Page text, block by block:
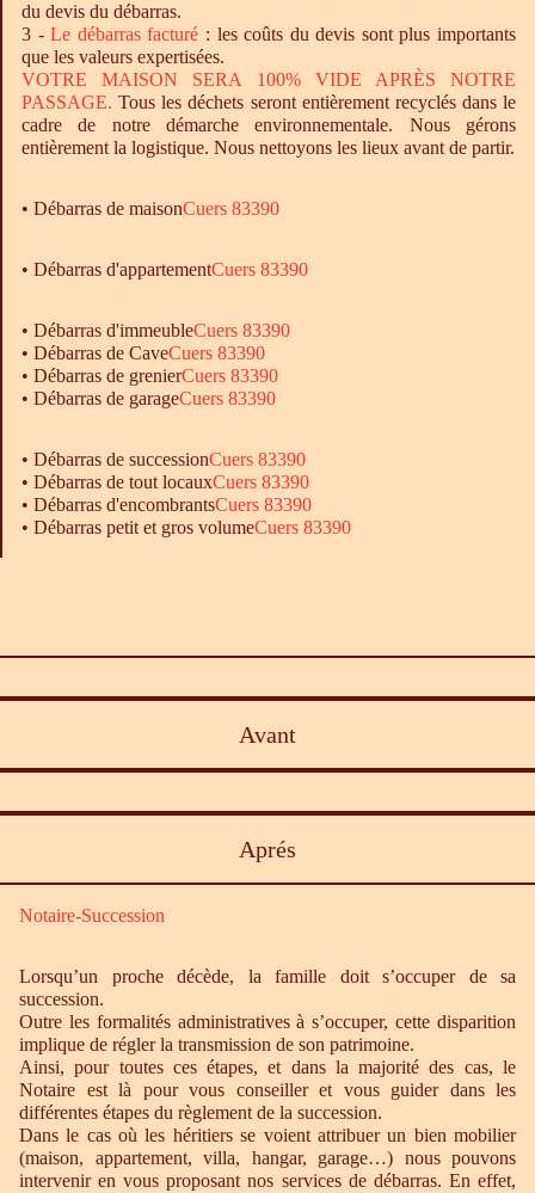
du devis du débarras.
3 -Le débarrasfacturé : les coûts du devis sont plus importants
que les valeurs expertisées.
VOTRE MAISON SERA 100% VIDE APRÈS NOTRE
PASSAGE. Tous les déchets seront entièrement recyclés dans le
cadre de notre démarche environnementale. Nous gérons
entièrement la logistique. Nous nettoyons les lieux avant de partir.
• Débarras de maisonCuers 83390
• Débarras d'appartementCuers 83390
• Débarras d'immeubleCuers 83390
• Débarras de CaveCuers 83390
• Débarras de grenierCuers 83390
• Débarras de garageCuers 83390
• Débarras de successionCuers 83390
• Débarras de tout locauxCuers 83390
• Débarras d'encombrantsCuers 83390
• Débarras petit et gros volumeCuers 83390
Avant
Aprés
Notaire-Succession
Lorsqu’un proche décède, la famille doit s’occuper de sa
succession.
Outre les formalités administratives à s’occuper, cette disparition
implique de régler la transmission de son patrimoine.
Ainsi, pour toutes ces étapes, et dans la majorité des cas, le
Notaire est là pour vous conseiller et vous guider dans les
différentes étapes du règlement de la succession.
Dans le cas où les héritiers se voient attribuer un bien mobilier
(maison, appartement, villa, hangar, garage…) nous pouvons
intervenir en vous proposant nos services de débarras. En effet,